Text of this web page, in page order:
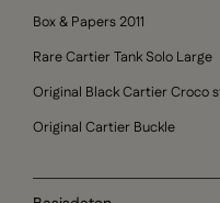
Box & Papers 2011
Rare Cartier Tank Solo Large
Original Black Cartier Croco
Original Cartier Buckle